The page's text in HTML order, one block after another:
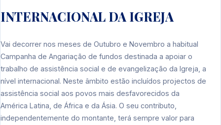
INTERNACIONAL DA IGREJA
Vai decorrer nos meses de Outubro e Novembro a habitual
Campanha de Angariação de fundos destinada a apoiar o
trabalho de assistência social e de evangelização da Igreja, a
nível internacional. Neste âmbito estão incluídos projectos de
assistência social aos povos mais desfavorecidos da
América Latina, de África e da Ásia. O seu contributo,
independentemente do montante, terá sempre valor para